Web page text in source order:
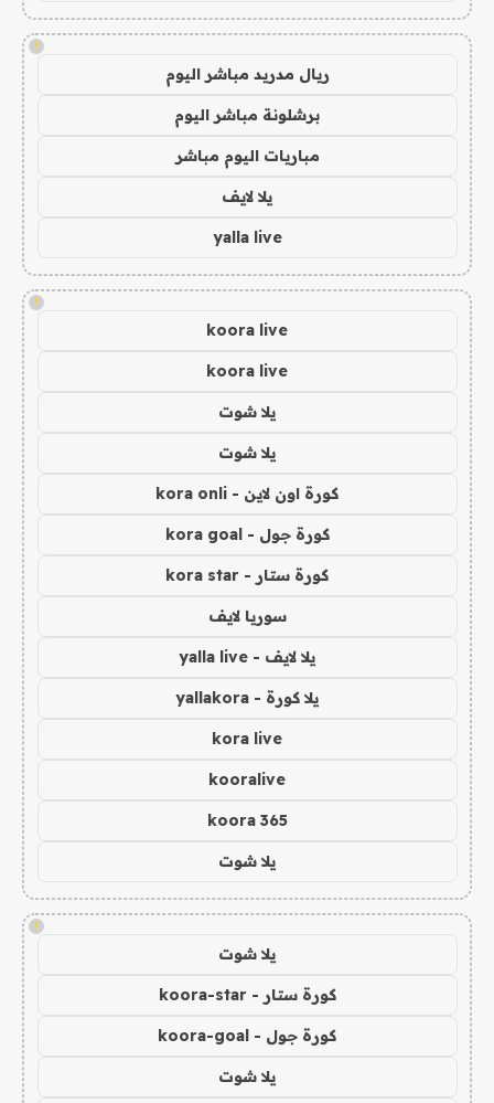
!
ريال مدريد مباشر اليوم
برشلونة مباشر اليوم
مباريات اليوم مباشر
يلا لايف
yalla live
!
koora live
koora live
يلا شوت
يلا شوت
كورة اون لاين - kora onli
كورة جول - kora goal
كورة ستار - kora star
سوريا لايف
يلا لايف - yalla live
يلا كورة - yallakora
kora live
kooralive
koora 365
يلا شوت
!
يلا شوت
كورة ستار - koora-star
كورة جول - koora-goal
يلا شوت